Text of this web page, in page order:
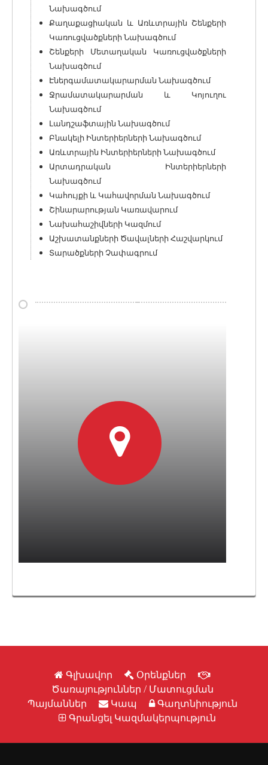
Նախագծում
Քաղաքացիական և Առևտրային Շենքերի
Կառուցվածքների Նախագծում
Շենքերի Մետաղական Կառուցվածքների
Նախագծում
Էներգամատակարարման Նախագծում
Ջրամատակարարման և Կոյուղու
Նախագծում
Լանդշաֆտային Նախագծում
Բնակելի Ինտերիերների Նախագծում
Առևտրային Ինտերիերների Նախագծում
Արտադրական Ինտերիերների
Նախագծում
Կահույքի և Կահավորման Նախագծում
Շինարարության Կառավարում
Նախահաշիվների Կազմում
Աշխատանքների Ծավալների Հաշվարկում
Տարածքների Չափագրում
Գլխավոր
Օրենքներ
Ծառայություններ / Մատուցման
Պայմաններ
Կապ
Գաղտնիություն
Գրանցել Կազմակերպություն